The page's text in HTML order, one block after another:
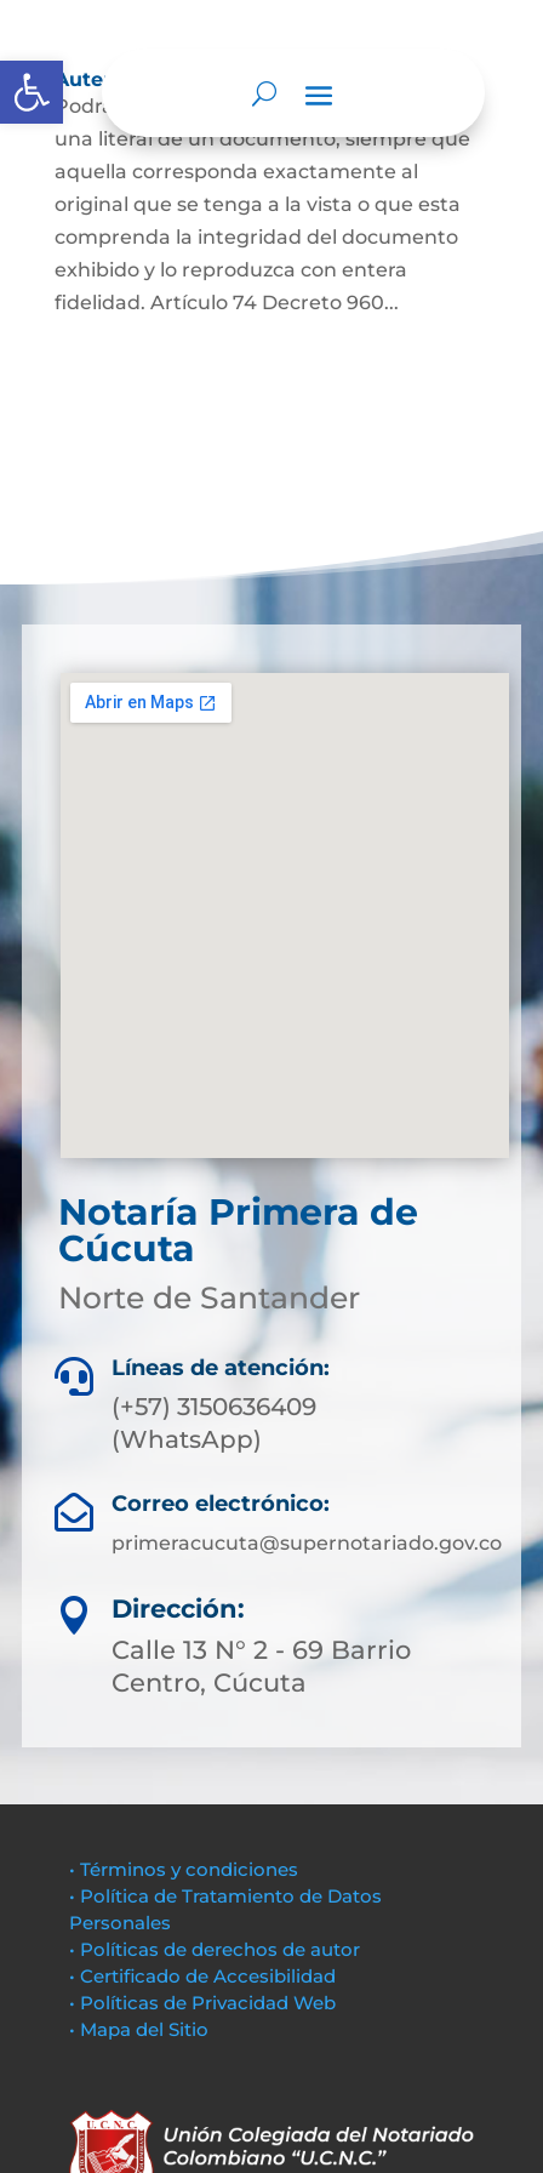
Abrir barra de herramientas
Autenticación de Copias
Podrá autenticarse una copia mecánica o
una literal de un documento, siempre que
aquella corresponda exactamente al
original que se tenga a la vista o que esta
comprenda la integridad del documento
exhibido y lo reproduzca con entera
fidelidad. Artículo 74 Decreto 960...
Notaría Primera de
Cúcuta
Norte de Santander
 Líneas de atención:
(+57) 3150636409
(WhatsApp)
 Correo electrónico:
primeracucuta@supernotariado.gov.co

Dirección:
Calle 13 N° 2 - 69 Barrio
Centro, Cúcuta
• Términos y condiciones
• Política de Tratamiento de Datos
Personales
• Políticas de derechos de autor
• Certificado de Accesibilidad
• Políticas de Privacidad Web
• Mapa del Sitio